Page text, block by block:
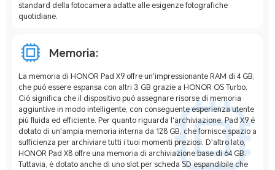
standard della fotocamera adatte alle esigenze fotografiche
quotidiane.
Memoria:
La memoria di HONOR Pad X9 offre un'impressionante RAM di 4 GB,
che può essere espansa con altri 3 GB grazie a HONOR OS Turbo.
Ciò significa che il dispositivo può assegnare risorse di memoria
aggiuntive in modo intelligente, con conseguente esperienza utente
più fluida ed efficiente. Per quanto riguarda l'archiviazione, Pad X9 è
dotato di un'ampia memoria interna da 128 GB, che fornisce spazio a
sufficienza per archiviare tutti i tuoi momenti preziosi. D'altro lato,
HONOR Pad X8 offre una memoria di archiviazione base di 64 GB.
Tuttavia, è dotato anche di uno slot per scheda SD espandibile che